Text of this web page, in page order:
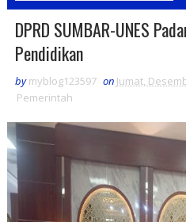
DPRD SUMBAR-UNES
Pendidikan
by myblog123597 on Jumat,
Pemerintah